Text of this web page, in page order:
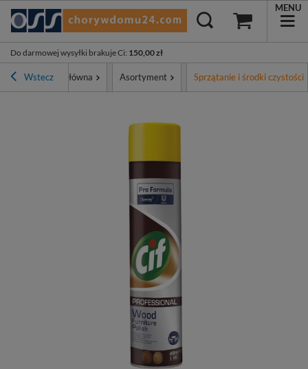
Do darmowej wysyłki brakuje Ci: 150,00 zł
MENU
Wstecz
Strona główna Asortyment Sprzątanie i środki czystości